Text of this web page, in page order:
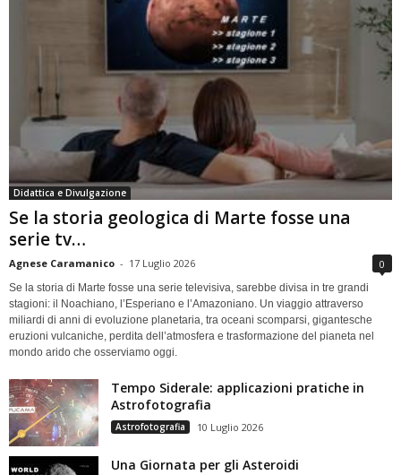
Didattica e Divulgazione
Se la storia geologica di Marte fosse una
serie tv…
Agnese Caramanico - 17 Luglio 2026 0
Se la storia di Marte fosse una serie televisiva, sarebbe divisa in tre grandi
stagioni: il Noachiano, l’Esperiano e l’Amazoniano. Un viaggio attraverso
miliardi di anni di evoluzione planetaria, tra oceani scomparsi, gigantesche
eruzioni vulcaniche, perdita dell’atmosfera e trasformazione del pianeta nel
mondo arido che osserviamo oggi.
Tempo Siderale: applicazioni pratiche in
Astrofotografia
Astrofotografia 10 Luglio 2026
Una Giornata per gli Asteroidi